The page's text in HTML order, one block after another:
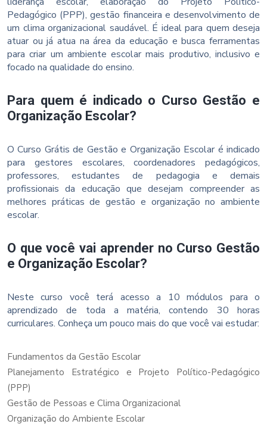
Pedagógico (PPP), gestão financeira e desenvolvimento de
um clima organizacional saudável. É ideal para quem deseja
atuar ou já atua na área da educação e busca ferramentas
para criar um ambiente escolar mais produtivo, inclusivo e
focado na qualidade do ensino.
Para quem é indicado o Curso Gestão e
Organização Escolar?
O Curso Grátis de Gestão e Organização Escolar é indicado
para gestores escolares, coordenadores pedagógicos,
professores, estudantes de pedagogia e demais
profissionais da educação que desejam compreender as
melhores práticas de gestão e organização no ambiente
escolar.
O que você vai aprender no Curso Gestão
e Organização Escolar?
Neste curso você terá acesso a 10 módulos para o
aprendizado de toda a matéria, contendo 30 horas
curriculares. Conheça um pouco mais do que você vai estudar:
Fundamentos da Gestão Escolar
Planejamento Estratégico e Projeto Político-Pedagógico
(PPP)
Gestão de Pessoas e Clima Organizacional
Organização do Ambiente Escolar